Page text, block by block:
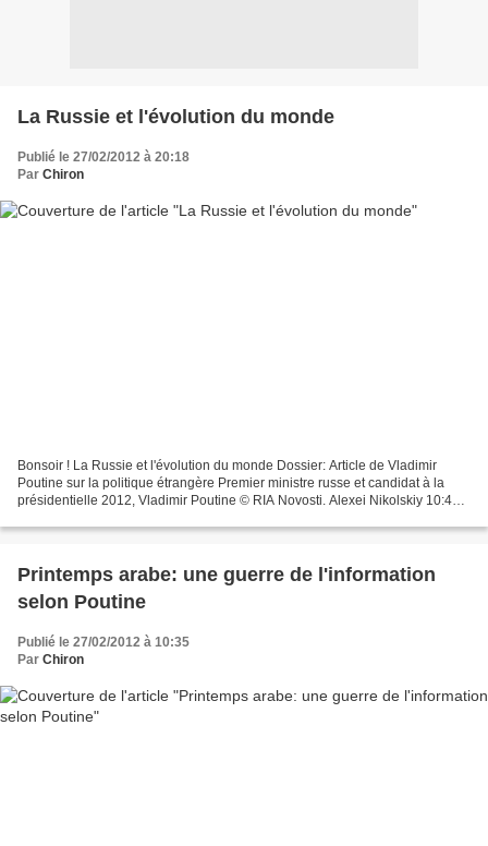
La Russie et l'évolution du monde
Publié le 27/02/2012 à 20:18
Par Chiron
Bonsoir ! La Russie et l'évolution du monde Dossier: Article de Vladimir
Poutine sur la politique étrangère Premier ministre russe et candidat à la
présidentielle 2012, Vladimir Poutine © RIA Novosti. Alexei Nikolskiy 10:48
Printemps arabe: une guerre de l'information
selon Poutine
Publié le 27/02/2012 à 10:35
Par Chiron